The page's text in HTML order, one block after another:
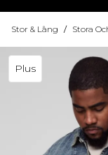
Stor & Lång / Stora
Plus